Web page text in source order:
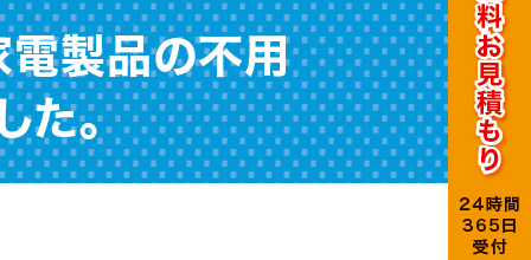
電製品の不用
た。